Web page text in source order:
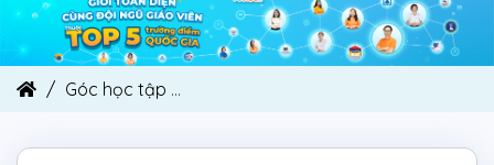
Góc học tập